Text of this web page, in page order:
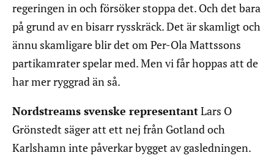
regeringen in och försöker stoppa det. Och det bara
på grund av en bisarr rysskräck. Det är skamligt och
ännu skamligare blir det om Per-Ola Mattssons
partikamrater spelar med. Men vi får hoppas att de
har mer ryggrad än så.
Nordstreams svenske representantLars O
Grönstedt säger att ett nej från Gotland och
Karlshamn inte påverkar bygget av gasledningen.